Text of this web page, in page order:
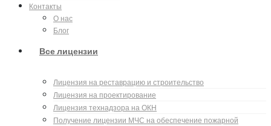
Контакты
О нас
Блог
Все лицензии
Лицензия на реставрацию и строительство
Лицензия на проектирование
Лицензия технадзора на ОКН
Получение лицензии МЧС на обеспечение пожарной